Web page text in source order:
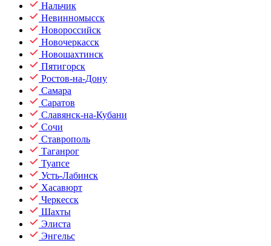
Нальчик
Невинномысск
Новороссийск
Новочеркасск
Новошахтинск
Пятигорск
Ростов-на-Дону
Самара
Саратов
Славянск-на-Кубани
Сочи
Ставрополь
Таганрог
Туапсе
Усть-Лабинск
Хасавюрт
Черкесск
Шахты
Элиста
Энгельс